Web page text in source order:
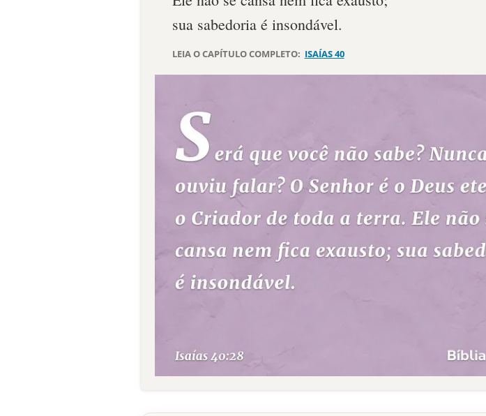
sua sabedoria é insondável.
LEIA O CAPÍTULO COMPLETO: ISAÍAS 40